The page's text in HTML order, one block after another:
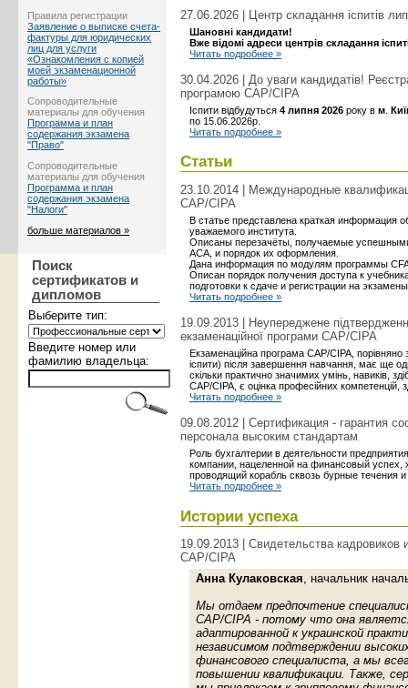
Правила регистрации
Заявление о выписке счета-
фактуры для юридических
лиц для услуги
«Ознакомления с копией
моей экзаменационной
работы»
Сопроводительные
материалы для обучения
Программа и план
содержания экзамена
"Право"
Сопроводительные
материалы для обучения
Программа и план
содержания экзамена
"Налоги"
больше материалов »
Поиск
сертификатов и
дипломов
Выберите тип:
Введите номер или
фамилию владельца:
27.06.2026 | Центр складання іспитів
Шановні кандидати!
Вже відомі адреси центрів складання
Читать подробнее »
30.04.2026 | До уваги кандидатів!
програмою САР/CIPA
Іспити відбудуться 4 липня 2026 року в м
по 15.06.2026р.
Читать подробнее »
Статьи
23.10.2014 | Международные
CAP/CIPA
В статье представлена краткая информация
уважаемого института.
Описаны перезачёты, получаемые
ACA, и порядок их оформления.
Дана информация по модулям программы
Описан порядок получения доступа к
подготовки к сдаче и регистрации на
Читать подробнее »
19.09.2013 | Неупереджене
екзаменаційної програми CAP/CIPA
Екзаменаційна програма CAP/CIPA,
іспити) після завершення навчання, має ще
скільки практично значимих умінь, навиків,
CAP/CIPA, є оцінка професійних компетенцій,
Читать подробнее »
09.08.2012 | Сертификация - гарантия
персонала высоким стандартам
Роль бухгалтерии в деятельности
компании, нацеленной на финансовый успех,
проводящий корабль сквозь бурные течения
Читать подробнее »
Истории успеха
19.09.2013 | Свидетельства
CAP/CIPA
Анна Кулаковская, начальник
Мы отдаем предпочтение
CAP/CIPA - потому что она
адаптированной к украинской
независимом подтверждении
финансового специалиста, а мы
повышении квалификации. Также,